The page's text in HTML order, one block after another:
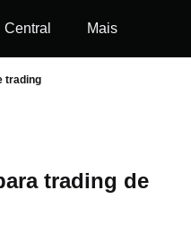
Central Mais
trading
trading de